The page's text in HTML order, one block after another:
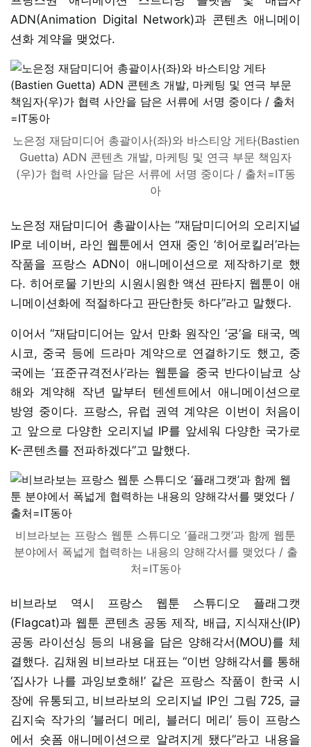
ADN(Animation Digital Network)과 콘텐츠 애니메이
션화 계약을 맺었다.
노은정 재담미디어 총괄이사(좌)와 바스티앙 게타(Bastien
Guetta) ADN 콘텐츠 개발, 마케팅 및 연극 부문 책임자
(우)가 협력 사안을 담은 서류에 서명 중이다 / 출처=IT동
아
노은정 재담미디어 총괄이사는 “재담미디어의 오리지널
IP로 네이버, 라인 웹툰에서 연재 중인 ‘히어로킬러’라는
작품을 프랑스 ADN이 애니메이션으로 제작하기로 했
다. 히어로물 기반의 시원시원한 액션 판타지 웹툰이 애
니메이션화에 적절하다고 판단한듯 하다”라고 말했다.
이어서 “재담미디어는 앞서 만화 원작인 ‘궁’을 태국, 멕
시코, 중국 등에 드라마 계약으로 연결하기도 했고, 중
국에는 ‘표준규격전사’라는 웹툰을 중국 반다이남코 상
해와 계약해 작년 말부터 텐센트에서 애니메이션으로
방영 중이다. 프랑스, 유럽 권역 계약은 이번이 처음이
고 앞으로 다양한 오리지널 IP를 앞세워 다양한 국가로
K-콘텐츠를 전파하겠다”고 말했다.
비브라보는 프랑스 웹툰 스튜디오 ‘플래그캣’과 함께 웹툰
분야에서 폭넓게 협력하는 내용의 양해각서를 맺었다 / 출
처=IT동아
비브라보 역시 프랑스 웹툰 스튜디오 플래그캣
(Flagcat)과 웹툰 콘텐츠 공동 제작, 배급, 지식재산(IP)
공동 라이선싱 등의 내용을 담은 양해각서(MOU)를 체
결했다. 김채원 비브라보 대표는 “이번 양해각서를 통해
‘집사가 나를 과잉보호해!’ 같은 프랑스 작품이 한국 시
장에 유통되고, 비브라보의 오리지널 IP인 그림 725, 글
김지숙 작가의 ‘블러디 메리, 블러디 메리’ 등이 프랑스
에서 숏폼 애니메이션으로 알려지게 됐다”라고 내용을